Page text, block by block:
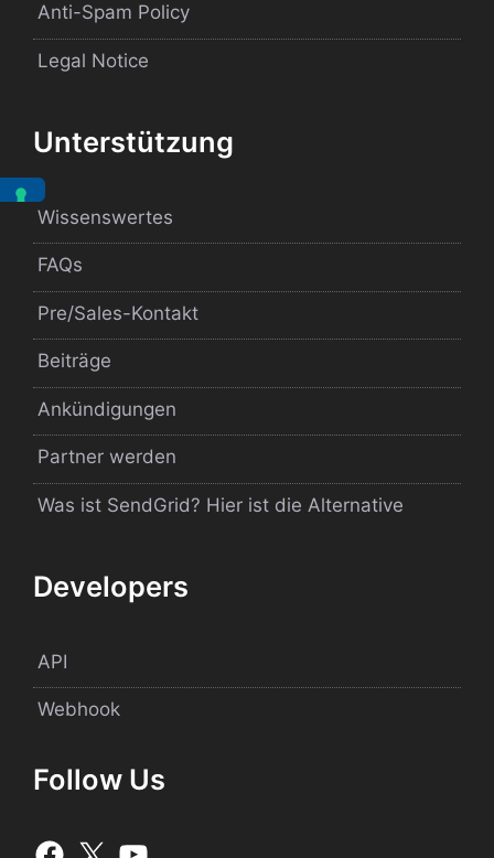
Anti-Spam Policy
Legal Notice
Unterstützung
Wissenswertes
FAQs
Pre/Sales-Kontakt
Beiträge
Ankündigungen
Partner werden
Was ist SendGrid? Hier ist die Alternative
Developers
API
Webhook
Follow Us